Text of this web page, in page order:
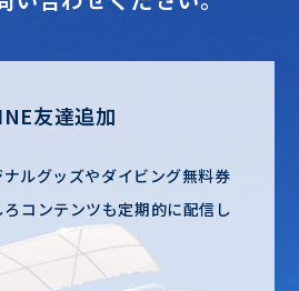
友達追加
ルグッズやダイビング無料券
ろコンテンツも定期的に配信し